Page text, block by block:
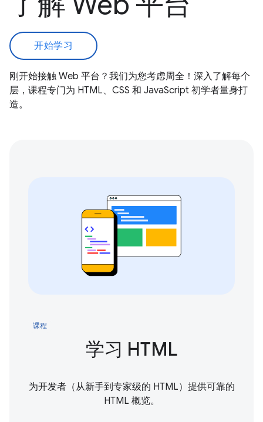
开始学习
刚开始接触 Web 平台？我们为您考虑周全！深入了解每个
层，课程专门为 HTML、CSS 和 JavaScript 初学者量身打
造。
课程
学习 HTML
为开发者（从新手到专家级的 HTML）提供可靠的
HTML 概览。